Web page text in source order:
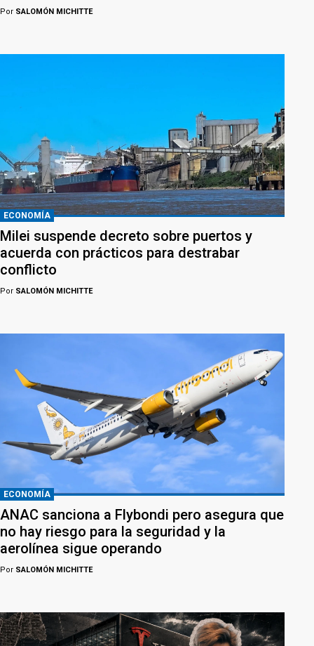
Por SALOMÓN MICHITTE
ECONOMÍA
Milei suspende decreto sobre puertos y
acuerda con prácticos para destrabar
conflicto
Por SALOMÓN MICHITTE
ECONOMÍA
ANAC sanciona a Flybondi pero asegura que
no hay riesgo para la seguridad y la
aerolínea sigue operando
Por SALOMÓN MICHITTE